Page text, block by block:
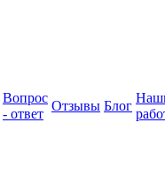
Вопрос
- ответ
Отзывы Блог